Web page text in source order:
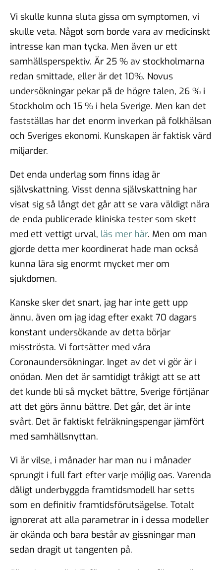
Vi skulle kunna sluta gissa om symptomen, vi
skulle veta. Något som borde vara av medicinskt
intresse kan man tycka. Men även ur ett
samhällsperspektiv. Är 25 % av stockholmarna
redan smittade, eller är det 10%. Novus
undersökningar pekar på de högre talen, 26 % i
Stockholm och 15 % i hela Sverige. Men kan det
fastställas har det enorm inverkan på folkhälsan
och Sveriges ekonomi. Kunskapen är faktisk värd
miljarder.
Det enda underlag som finns idag är
självskattning. Visst denna självskattning har
visat sig så långt det går att se vara väldigt nära
de enda publicerade kliniska tester som skett
med ett vettigt urval, läs mer här. Men om man
gjorde detta mer koordinerat hade man också
kunna lära sig enormt mycket mer om
sjukdomen.
Kanske sker det snart, jag har inte gett upp
ännu, även om jag idag efter exakt 70 dagars
konstant undersökande av detta börjar
misströsta. Vi fortsätter med våra
Coronaundersökningar. Inget av det vi gör är i
onödan. Men det är samtidigt tråkigt att se att
det kunde bli så mycket bättre, Sverige förtjänar
att det görs ännu bättre. Det går, det är inte
svårt. Det är faktiskt felräkningspengar jämfört
med samhällsnyttan.
Vi är vilse, i månader har man nu i månader
sprungit i full fart efter varje möjlig oas. Varenda
dåligt underbyggda framtidsmodell har setts
som en definitiv framtidsförutsägelse. Totalt
ignorerat att alla parametrar in i dessa modeller
är okända och bara består av gissningar man
sedan dragit ut tangenten på.